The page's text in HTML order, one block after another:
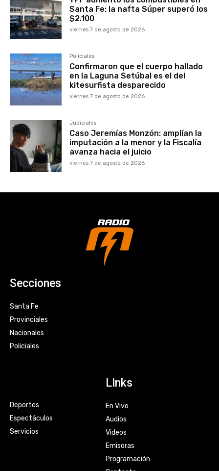
Santa Fe: la nafta Súper superó los
$2.100
viernes 7 de agosto de 2026
Policiales
Confirmaron que el cuerpo hallado
en la Laguna Setúbal es el del
kitesurfista desparecido
viernes 7 de agosto de 2026
Judiciales
Caso Jeremías Monzón: amplían la
imputación a la menor y la Fiscalía
avanza hacia el juicio
viernes 7 de agosto de 2026
Secciones
Santa Fe
Provinciales
Nacionales
Policiales
Deportes
Espectáculos
Servicios
Links
En Vivo
Audios
Videos
Emisoras
Programación